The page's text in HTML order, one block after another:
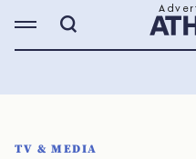
TV & MEDIA